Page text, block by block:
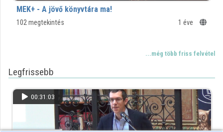
MEK+ - A jövő könyvtára ma!
102 megtekintés 1 éve
...még több friss felvétel
Legfrissebb
00:31:03